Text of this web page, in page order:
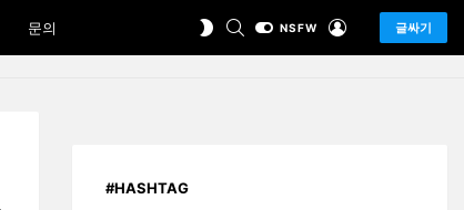
문의
SWITCHSEARCHNSFW 글싸기
#HASHTAG